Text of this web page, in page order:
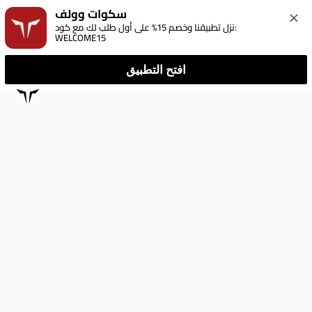
سكوات وولف
نزل تطبيقنا وخصم 15% على أول طلب لك مع كود:
WELCOME15
افتح التطبيق